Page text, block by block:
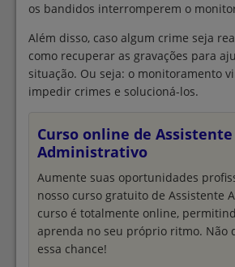
os bandidos interromperem o
Além disso, caso algum crime seja
como recuperar as gravações para
situação. Ou seja: o monitoramento
impedir crimes e solucioná-los.
Curso online de Assistente
Administrativo
Aumente suas oportunidades
nosso curso gratuito de Assistente
curso é totalmente online,
aprenda no seu próprio ritmo. Não
essa chance!